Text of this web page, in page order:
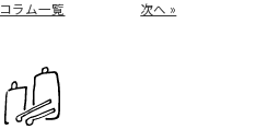
コラム一覧 次へ »